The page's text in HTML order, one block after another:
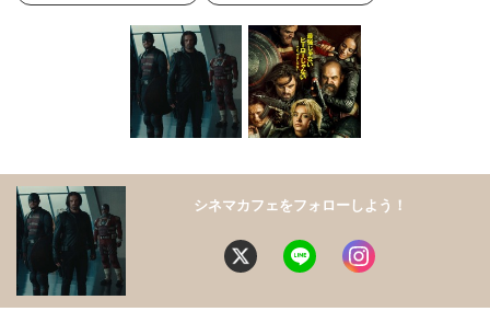
シネマカフェをフォローしよう！